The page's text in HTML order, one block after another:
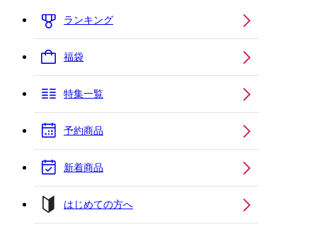
ランキング
福袋
特集一覧
予約商品
新着商品
はじめての方へ